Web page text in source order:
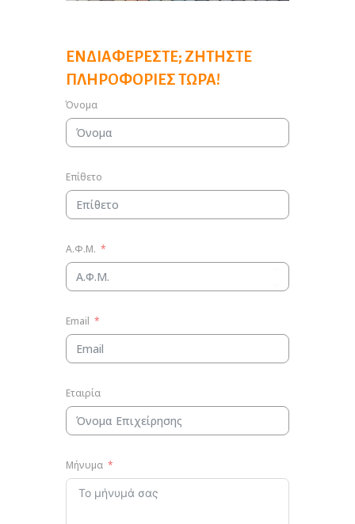
ΕΝΔΙΑΦΈΡΕΣΤΕ; ΖΗΤΉΣΤΕ
ΠΛΗΡΟΦΟΡΊΕΣ ΤΏΡΑ!
Όνομα
Επίθετο
Α.Φ.Μ.
Email
Εταιρία
Μήνυμα